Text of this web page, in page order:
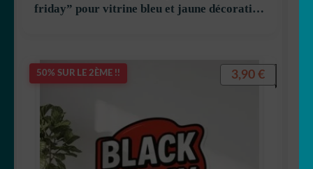
friday” pour vitrine bleu et jaune décoration
50% SUR LE 2ÈME !! 3,90 €